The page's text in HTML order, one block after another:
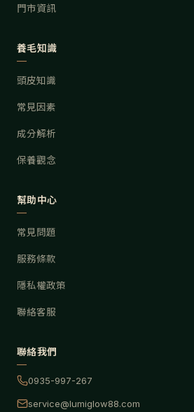
門市資訊
養毛知識
頭皮知識
常見因素
成分解析
保養觀念
幫助中心
常見問題
服務條款
隱私權政策
聯絡客服
聯絡我們
0935-997-267
service@lumiglow88.com